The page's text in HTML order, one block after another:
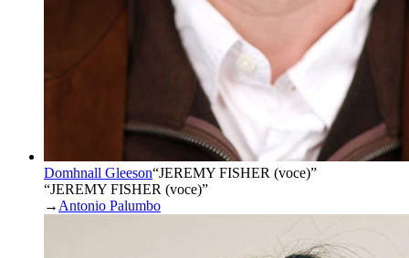
Domhnall Gleeson“JEREMY FISHER (voce)”
“JEREMY FISHER (voce)”
→ Antonio Palumbo